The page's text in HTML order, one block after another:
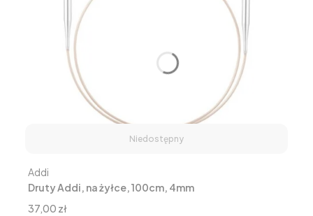
Niedostępny
Druty Addi, na żyłce, 100cm, 4mm
Producent
Addi
Cena
37,00 zł